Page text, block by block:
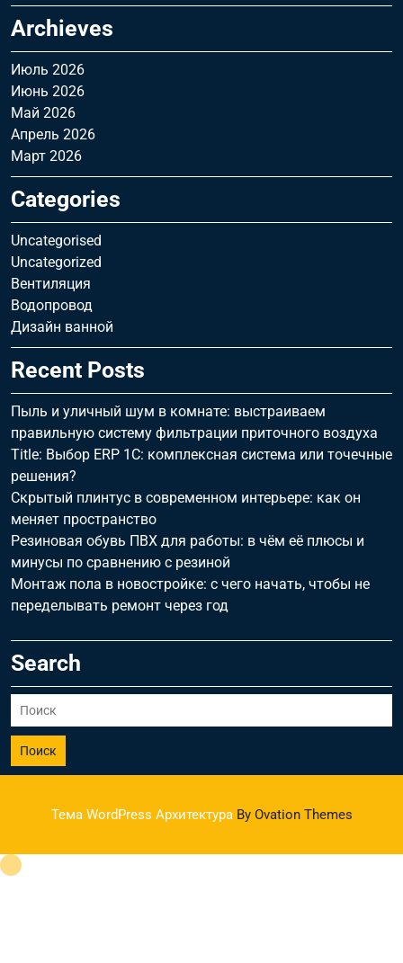
Archieves
Июль 2026
Июнь 2026
Май 2026
Апрель 2026
Март 2026
Categories
Uncategorised
Uncategorized
Вентиляция
Водопровод
Дизайн ванной
Recent Posts
Пыль и уличный шум в комнате: выстраиваем
правильную систему фильтрации приточного воздуха
Title: Выбор ERP 1С: комплексная система или точечные
решения?
Скрытый плинтус в современном интерьере: как он
меняет пространство
Резиновая обувь ПВХ для работы: в чём её плюсы и
минусы по сравнению с резиной
Монтаж пола в новостройке: с чего начать, чтобы не
переделывать ремонт через год
Search
Поиск
Тема WordPress АрхитектураBy Ovation Themes